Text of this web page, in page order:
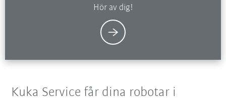
Hör av dig!
Kuka Service får dina robotar i